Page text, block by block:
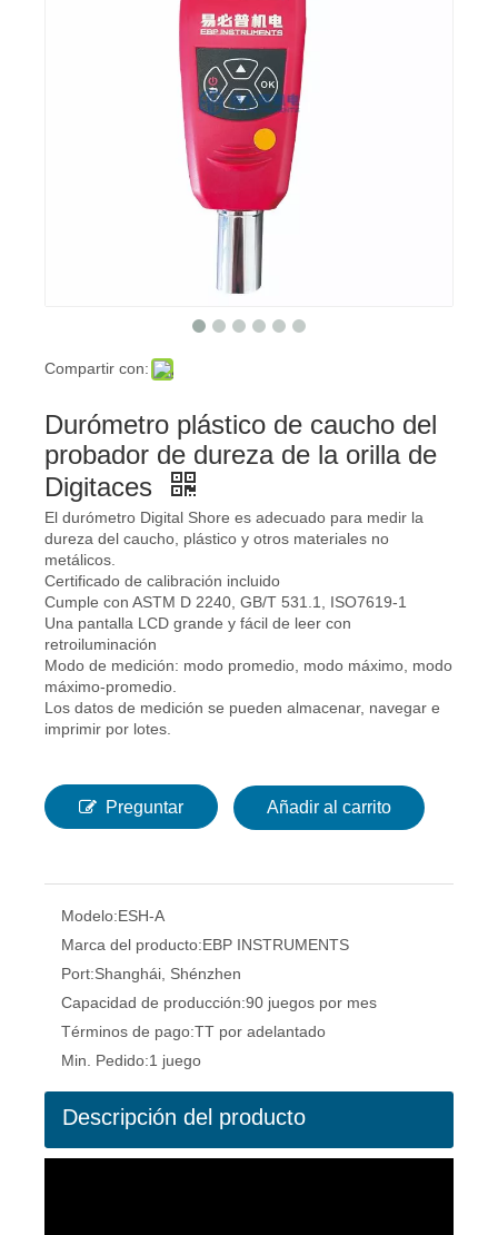
Compartir con:
Durómetro plástico de caucho del
probador de dureza de la orilla de
Digitaces
El durómetro Digital Shore es adecuado para medir la
dureza del caucho, plástico y otros materiales no
metálicos.
Certificado de calibración incluido
Cumple con ASTM D 2240, GB/T 531.1, ISO7619-1
Una pantalla LCD grande y fácil de leer con
retroiluminación
Modo de medición: modo promedio, modo máximo, modo
máximo-promedio.
Los datos de medición se pueden almacenar, navegar e
imprimir por lotes.
Preguntar Añadir al carrito
Modelo:ESH-A
Marca del producto:EBP INSTRUMENTS
Port:Shanghái, Shénzhen
Capacidad de producción:90 juegos por mes
Términos de pago:TT por adelantado
Min. Pedido:1 juego
Descripción del producto